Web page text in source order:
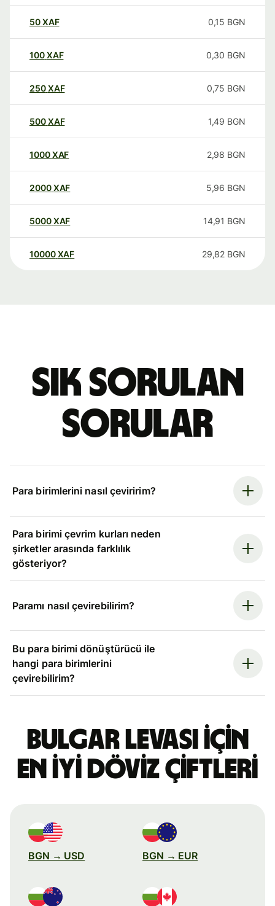
50XAF 0,15 BGN
100XAF 0,30 BGN
250XAF 0,75 BGN
500XAF 1,49 BGN
1000XAF 2,98 BGN
2000XAF 5,96 BGN
5000XAF 14,91 BGN
10000 XAF 29,82 BGN
Sık sorulan
sorular
Para birimlerini nasıl çeviririm?
Para birimi çevrim kurları neden
şirketler arasında farklılık
gösteriyor?
Paramı nasıl çevirebilirim?
Bu para birimi dönüştürücü ile
hangi para birimlerini
çevirebilirim?
Bulgar levası için
en iyi döviz çiftleri
BGN → USD BGN → EUR